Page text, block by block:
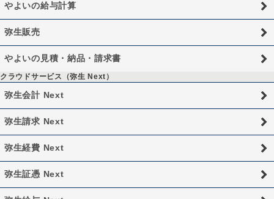
やよいの給与計算
弥生販売
やよいの見積・納品・請求書
クラウドサービス（弥生 Next）
弥生会計 Next
弥生請求 Next
弥生経費 Next
弥生証憑 Next